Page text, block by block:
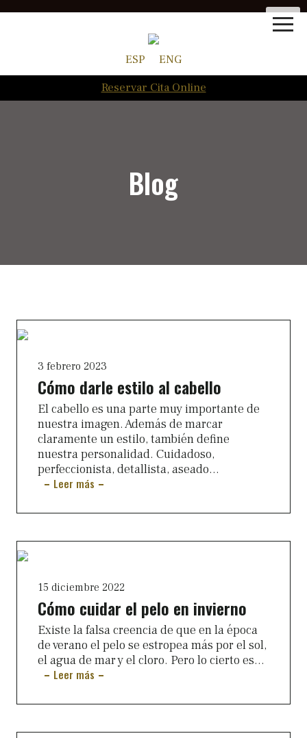
ESP
ENG
Reservar Cita Online
Blog
3 febrero 2023
Cómo darle estilo al cabello
El cabello es una parte muy importante de
nuestra imagen. Además de marcar
claramente un estilo, también define
nuestra personalidad. Cuidadoso,
perfeccionista, detallista, aseado…
Leer más
15 diciembre 2022
Cómo cuidar el pelo en invierno
Existe la falsa creencia de que en la época
de verano el pelo se estropea más por el sol,
el agua de mar y el cloro. Pero lo cierto es...
Leer más